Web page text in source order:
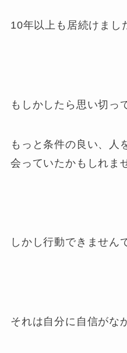
10年以上も居続けまし
もしかしたら思い切っ
もっと条件の良い、人
会っていたかもしれま
しかし行動できません
それは自分に自信がな